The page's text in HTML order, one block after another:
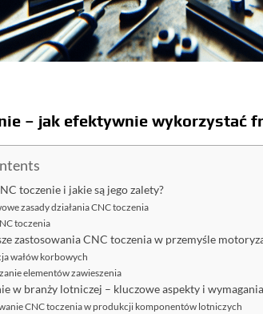
– jak efektywnie wykorzystać
toczenie i jakie są jego zalety?
zasady działania CNC toczenia
toczenia
zastosowania CNC toczenia w przemyśle
wałów korbowych
elementów zawieszenia
w branży lotniczej – kluczowe aspekty i wymagania
CNC toczenia w produkcji komponentów lotniczych